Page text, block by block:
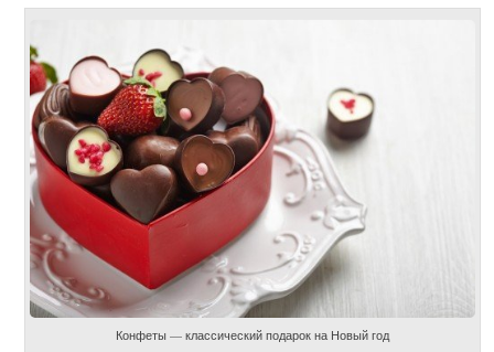
Конфеты — классический подарок на Новый год